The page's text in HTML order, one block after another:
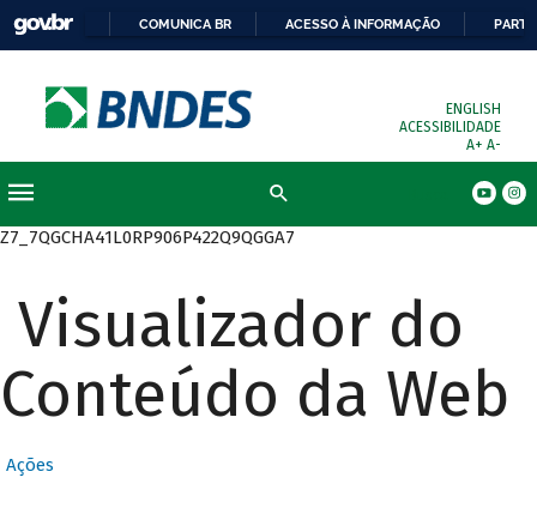
COMUNICA BR ACESSO À INFORMAÇÃO
ENGLISH
ACESSIBILIDADE
A+ A-
Z7_7QGCHA41L0RP906P422Q9QGGA7
Visualizador do
Conteúdo da Web
Ações